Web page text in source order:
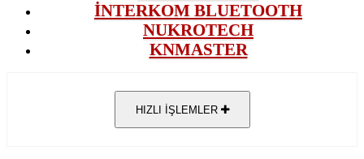
İNTERKOM BLUETOOTH
NUKROTECH
KNMASTER
HIZLI İŞLEMLER